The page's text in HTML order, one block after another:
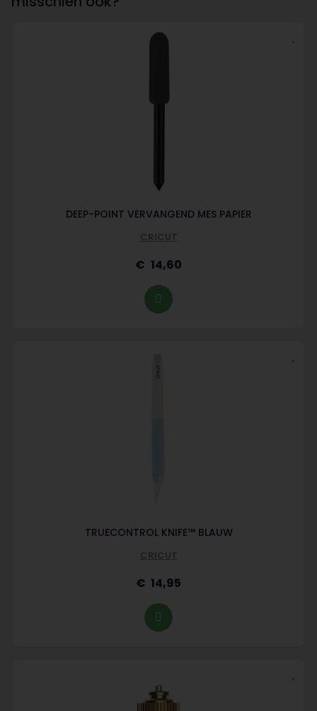
DEEP-POINT VERVANGEND MES PAPIER
CRICUT
14,60
TRUECONTROL KNIFE™ BLAUW
CRICUT
14,95